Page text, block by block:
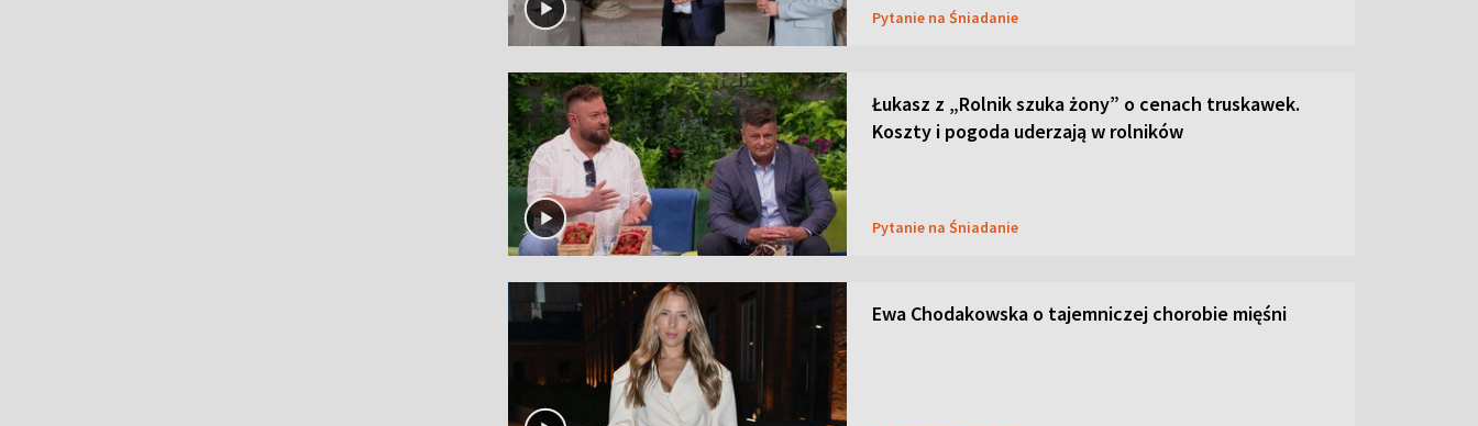
Pytanie na Śniadanie
Łukasz z „Rolnik szuka żony” o cenach truskawek.
Koszty i pogoda uderzają w rolników
Pytanie na Śniadanie
Ewa Chodakowska o tajemniczej chorobie mięśni